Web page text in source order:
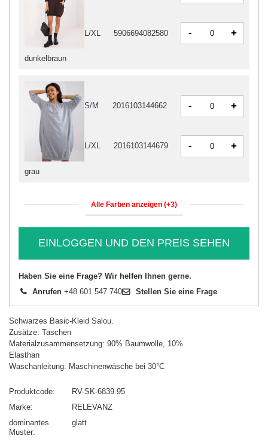
dunkelbraun
L/XL 5906694082580 - +
grau
S/M 2016103144662 - +
L/XL 2016103144679 - +
Alle Farben anzeigen (+3)
EINLOGGEN UND DEN PREIS SEHEN
Haben Sie eine Frage? Wir helfen Ihnen gerne.
Anrufen +48 601 547 740 Stellen Sie eine Frage
Schwarzes Basic-Kleid Salou.
Zusätze: Taschen
Materialzusammensetzung: 90% Baumwolle, 10%
Elasthan
Waschanleitung: Maschinenwäsche bei 30°C
Produktcode
RV-SK-6839.95
Marke
RELEVANZ
dominantes
Muster
glatt